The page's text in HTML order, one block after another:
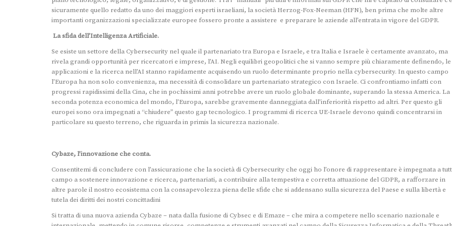
sicuramente quello redatto da uno dei maggiori esperti israeliani, la società Herzog-Fox-Neeman (HFN), ben prima che molte altre
importanti organizzazioni specializzate europee fossero pronte a assistere e preparare le aziende all’entrata in vigore del GDPR.
La sfida dell’Intelligenza Artificiale.
Se esiste un settore della Cybersecurity nel quale il partenariato tra Europa e Israele, e tra Italia e Israele è certamente avanzato, ma
rivela grandi opportunità per ricercatori e imprese, l’AI. Negli equilibri geopolitici che si vanno sempre più chiaramente definendo, le
applicazioni e la ricerca nell’AI stanno rapidamente acquisendo un ruolo determinante proprio nella cybersecurity. In questo campo
l’Europa ha non solo convenienza, ma necessità di consolidare un partenariato strategico con Israele. Ci confrontiamo infatti con
progressi rapidissimi della Cina, che in pochissimi anni potrebbe avere un ruolo globale dominante, superando la stessa America. La
seconda potenza economica del mondo, l’Europa, sarebbe gravemente danneggiata dall’inferiorità rispetto ad altri. Per questo gli
europei sono ora impegnati a “chiudere” questo gap tecnologico. I programmi di ricerca UE-Israele devono quindi concentrarsi in
particolare su questo terreno, che riguarda in primis la sicurezza nazionale.
Cybaze, l’innovazione che conta.
Consentitemi di concludere con l’assicurazione che la società di Cybersecurity che oggi ho l’onore di rappresentare è impegnata a
campo a sostenere innovazione e ricerca, partenariati, a contribuire alla tempestiva e corretta attuazione del GDPR, a rafforzare in
altre parole il nostro ecosistema con la consapevolezza piena delle sfide che si addensano sulla sicurezza del Paese e sulla libertà e
tutela dei diritti dei nostri concittadini
Si tratta di una nuova azienda Cybaze – nata dalla fusione di Cybsec e di Emaze – che mira a competere nello scenario nazionale e